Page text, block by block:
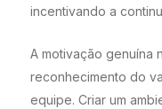
incentivando a
A motivação genuína
reconhecimento do
equipe. Criar um